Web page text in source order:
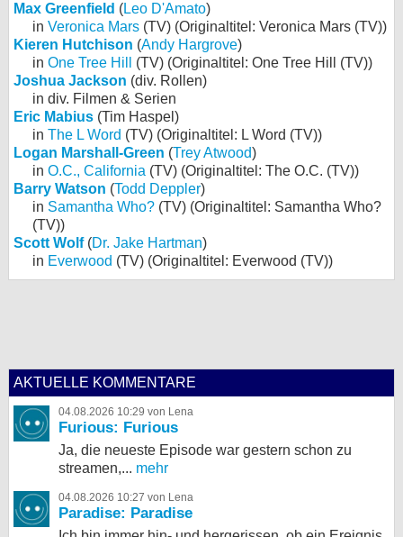
Max Greenfield (Leo D'Amato)
in Veronica Mars (TV) (Originaltitel: Veronica Mars (TV))
Kieren Hutchison (Andy Hargrove)
in One Tree Hill
(TV) (Originaltitel: One Tree Hill (TV))
Joshua Jackson (div. Rollen)
in div. Filmen & Serien
Eric Mabius (Tim Haspel)
in The L Word (TV) (Originaltitel: L Word (TV))
Logan Marshall-Green (Trey Atwood)
in O.C., California (TV) (Originaltitel: The O.C. (TV))
Barry Watson (Todd Deppler)
in Samantha Who? (TV) (Originaltitel: Samantha Who?
(TV))
Scott Wolf(Dr. Jake Hartman)
in Everwood (TV) (Originaltitel: Everwood (TV))
AKTUELLE KOMMENTARE
04.08.2026 10:29 von Lena
Furious: Furious
Ja, die neueste Episode war gestern schon zu
streamen,... mehr
04.08.2026 10:27 von Lena
Paradise: Paradise